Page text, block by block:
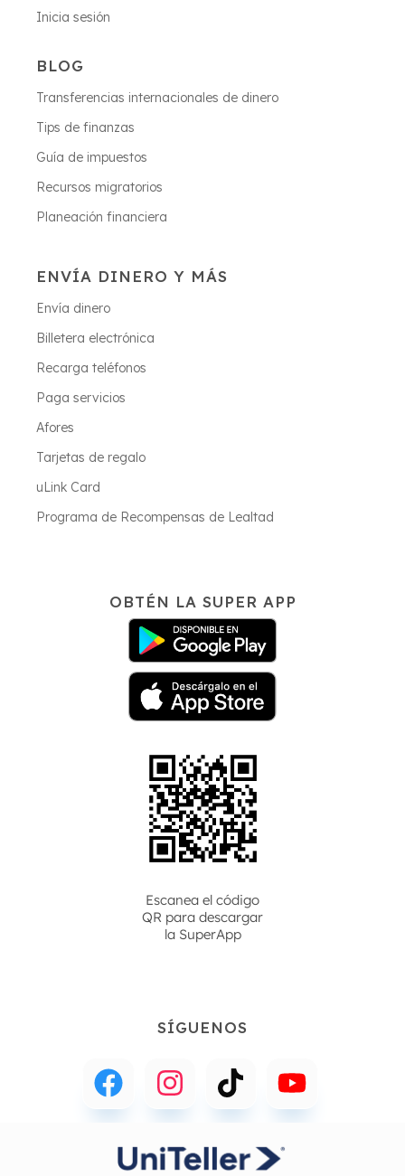
Inicia sesión
BLOG
Transferencias internacionales de dinero
Tips de finanzas
Guía de impuestos
Recursos migratorios
Planeación financiera
ENVÍA DINERO Y MÁS
Envía dinero
Billetera electrónica
Recarga teléfonos
Paga servicios
Afores
Tarjetas de regalo
uLink Card
Programa de Recompensas de Lealtad
OBTÉN LA SUPER APP
Escanea el código
QR para descargar
la SuperApp
SÍGUENOS